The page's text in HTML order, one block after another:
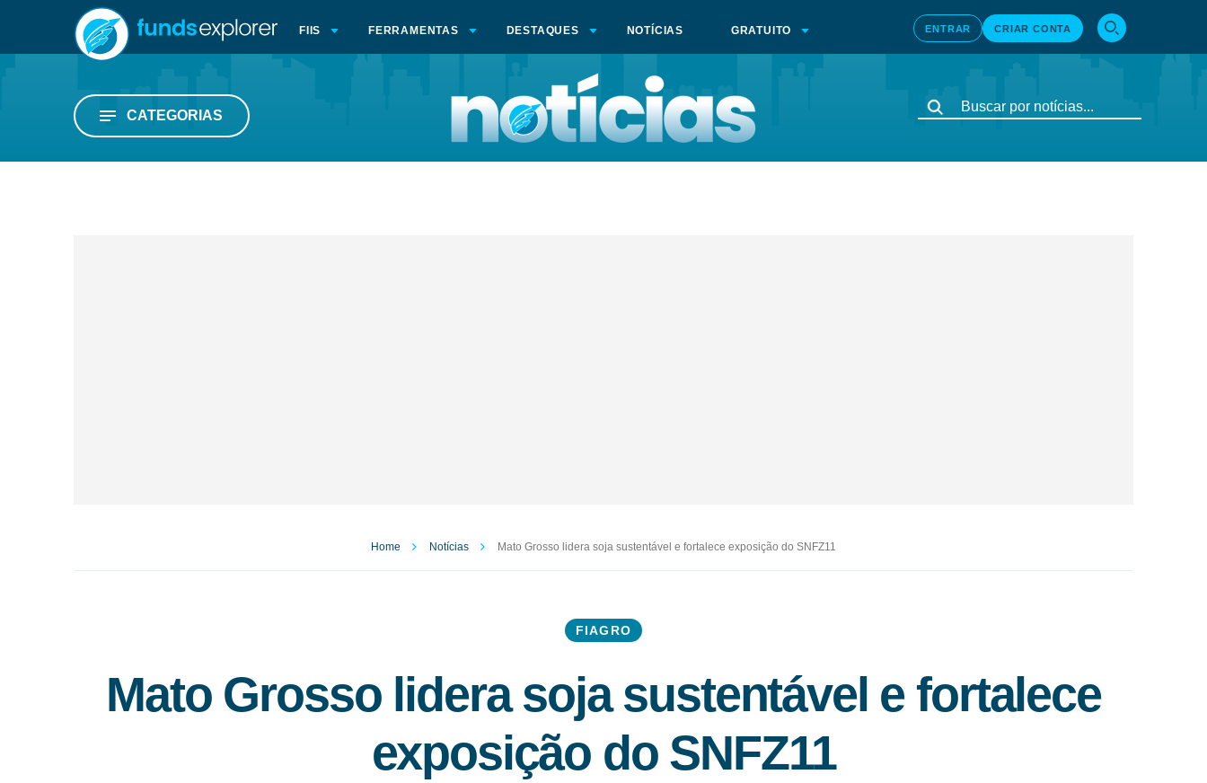
FIIS FERRAMENTAS DESTAQUES NOTÍCIAS GRATUITO ENTRAR CRIAR CONTA
CATEGORIAS
Home Notícias Mato Grosso lidera soja sustentável e fortalece exposição do SNFZ11
FIAGRO
Mato Grosso lidera soja sustentável e fortalece
exposição do SNFZ11